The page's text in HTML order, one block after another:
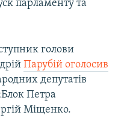
парламенту та
голови
Парубій оголосив
депутатів
Петра
Міщенко.